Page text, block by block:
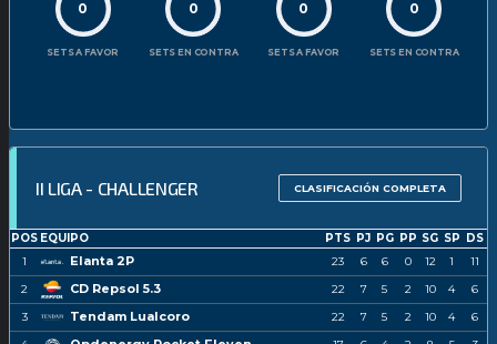
0
SETS A FAVOR
0
SETS EN CONTRA
0
SETS A FAVOR
0
SETS EN CONTRA
II LIGA - CHALLENGER CLASIFICACIÓN COMPLETA
POS EQUIPO PTS PJ PG PP SG SP DS
1
Elanta 2P 23 6 6 0 12 1
11
2
CD Repsol 5.3 22 7 5 2 10 4
6
3
Tendam Lualcoro 22 7 5 2 10 4
6